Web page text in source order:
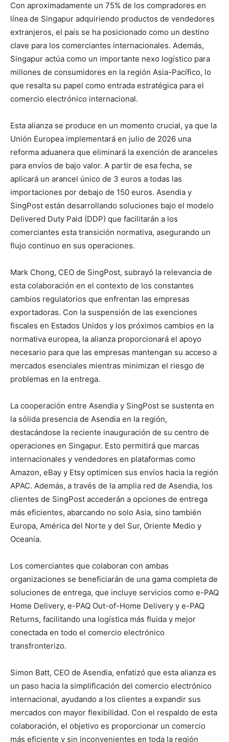
Con aproximadamente un 75% de los compradores en
línea de Singapur adquiriendo productos de vendedores
extranjeros, el país se ha posicionado como un destino
clave para los comerciantes internacionales. Además,
Singapur actúa como un importante nexo logístico para
millones de consumidores en la región Asia-Pacífico, lo
que resalta su papel como entrada estratégica para el
comercio electrónico internacional.
Esta alianza se produce en un momento crucial, ya que la
Unión Europea implementará en julio de 2026 una
reforma aduanera que eliminará la exención de aranceles
para envíos de bajo valor. A partir de esa fecha, se
aplicará un arancel único de 3 euros a todas las
importaciones por debajo de 150 euros. Asendia y
SingPost están desarrollando soluciones bajo el modelo
Delivered Duty Paid (DDP) que facilitarán a los
comerciantes esta transición normativa, asegurando un
flujo continuo en sus operaciones.
Mark Chong, CEO de SingPost, subrayó la relevancia de
esta colaboración en el contexto de los constantes
cambios regulatorios que enfrentan las empresas
exportadoras. Con la suspensión de las exenciones
fiscales en Estados Unidos y los próximos cambios en la
normativa europea, la alianza proporcionará el apoyo
necesario para que las empresas mantengan su acceso a
mercados esenciales mientras minimizan el riesgo de
problemas en la entrega.
La cooperación entre Asendia y SingPost se sustenta en
la sólida presencia de Asendia en la región,
destacándose la reciente inauguración de su centro de
operaciones en Singapur. Esto permitirá que marcas
internacionales y vendedores en plataformas como
Amazon, eBay y Etsy optimicen sus envíos hacia la región
APAC. Además, a través de la amplia red de Asendia, los
clientes de SingPost accederán a opciones de entrega
más eficientes, abarcando no solo Asia, sino también
Europa, América del Norte y del Sur, Oriente Medio y
Oceanía.
Los comerciantes que colaboran con ambas
organizaciones se beneficiarán de una gama completa de
soluciones de entrega, que incluye servicios como e-PAQ
Home Delivery, e-PAQ Out-of-Home Delivery y e-PAQ
Returns, facilitando una logística más fluida y mejor
conectada en todo el comercio electrónico
transfronterizo.
Simon Batt, CEO de Asendia, enfatizó que esta alianza es
un paso hacia la simplificación del comercio electrónico
internacional, ayudando a los clientes a expandir sus
mercados con mayor flexibilidad. Con el respaldo de esta
colaboración, el objetivo es proporcionar un comercio
más eficiente y sin inconvenientes en toda la región